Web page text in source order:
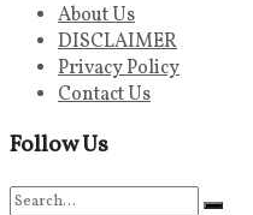
About Us
DISCLAIMER
Privacy Policy
Contact Us
Follow Us